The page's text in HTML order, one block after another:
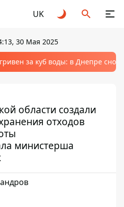
UK
30 Мая 2025
за куб воды: в Днепре
области создали
отходов
министерша